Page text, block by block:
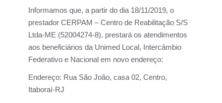
Informamos que, a partir do dia 18/11/2019, o
prestador CERPAM – Centro de Reabilitação S/S
Ltda-ME (52004274-8), prestará os atendimentos
aos beneficiários da Unimed Local, Intercâmbio
Federativo e Nacional em novo endereço:
Endereço: Rua São João, casa 02, Centro,
Itaboraí-RJ